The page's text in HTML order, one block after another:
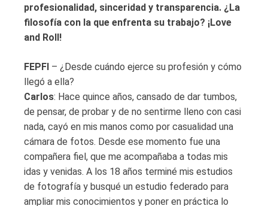
profesionalidad, sinceridad y transparencia. ¿La
filosofía con la que enfrenta su trabajo? ¡Love
and Roll!
FEPFI – ¿Desde cuándo ejerce su profesión y cómo
llegó a ella?
Carlos: Hace quince años, cansado de dar tumbos,
de pensar, de probar y de no sentirme lleno con casi
nada, cayó en mis manos como por casualidad una
cámara de fotos. Desde ese momento fue una
compañera fiel, que me acompañaba a todas mis
idas y venidas. A los 18 años terminé mis estudios
de fotografía y busqué un estudio federado para
ampliar mis conocimientos y poner en práctica lo